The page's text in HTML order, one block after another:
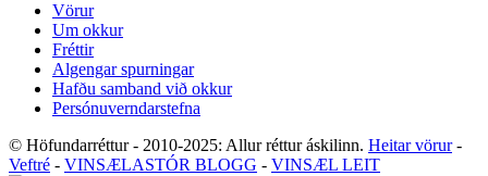
Vörur
Um okkur
Fréttir
Algengar spurningar
Hafðu samband við okkur
Persónuverndarstefna
© Höfundarréttur - 2010-2025: Allur réttur áskilinn. Heitar vörur-
Veftré - VINSÆLASTÓR BLOGG - VINSÆL LEIT